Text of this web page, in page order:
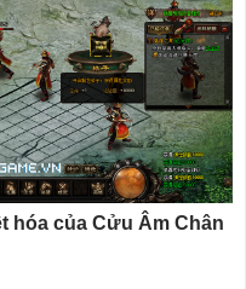
hóa của Cửu Âm Chân